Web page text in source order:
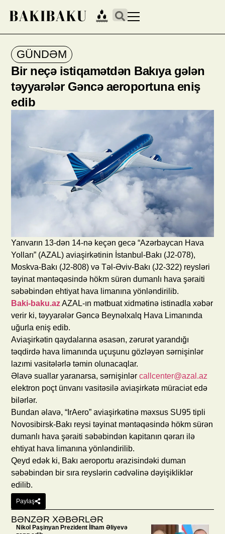
GÜNDƏM
Bir neçə istiqamətdən Bakıya gələn
təyyarələr Gəncə aeroportuna eniş
edib
Yanvarın 13-dən 14-nə keçən gecə “Azərbaycan Hava
Yolları” (AZAL) aviaşirkətinin İstanbul-Bakı (J2-078),
Moskva-Bakı (J2-808) və Təl-Əviv-Bakı (J2-322) reysləri
təyinat məntəqəsində hökm sürən dumanlı hava şəraiti
səbəbindən ehtiyat hava limanına yönləndirilib.
Baki-baku.azAZAL-ın mətbuat xidmətinə istinadla xəbər
verir ki, təyyarələr Gəncə Beynəlxalq Hava Limanında
uğurla eniş edib.
Aviaşirkətin qaydalarına əsasən, zərurət yarandığı
təqdirdə hava limanında uçuşunu gözləyən sərnişinlər
lazımi vasitələrlə təmin olunacaqlar.
Əlavə suallar yaranarsa, sərnişinlərcallcenter@azal.az
elektron poçt ünvanı vasitəsilə aviaşirkətə müraciət edə
bilərlər.
Bundan əlavə, “IrAero” aviaşirkətinə məxsus SU95 tipli
Novosibirsk-Bakı reysi təyinat məntəqəsində hökm sürən
dumanlı hava şəraiti səbəbindən kapitanın qərarı ilə
ehtiyat hava limanına yönləndirilib.
Qeyd edək ki, Bakı aeroportu ərazisindəki duman
səbəbindən bir sıra reyslərin cədvəlinə dəyişikliklər
edilib.
Paylaş
BƏNZƏR XƏBƏRLƏR
Nikol Paşinyan Prezident İlham Əliyevə